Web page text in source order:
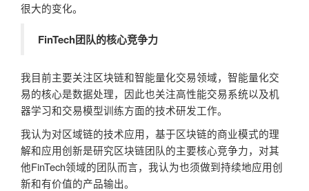
很大的变化。
FinTech团队的核心竞争力
我目前主要关注区块链和智能量化交易领域，智能量化交
易的核心是数据处理，因此也关注高性能交易系统以及机
器学习和交易模型训练方面的技术研发工作。
我认为对区域链的技术应用，基于区块链的商业模式的理
解和应用创新是研究区块链团队的主要核心竞争力，对其
他FinTech领域的团队而言，我认为也须做到持续地应用创
新和有价值的产品输出。